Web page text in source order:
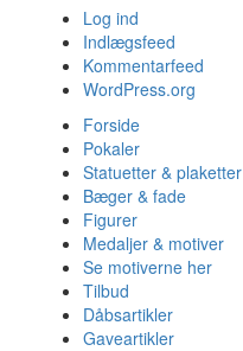
Log ind
Indlægsfeed
Kommentarfeed
WordPress.org
Forside
Pokaler
Statuetter & plaketter
Bæger & fade
Figurer
Medaljer & motiver
Se motiverne her
Tilbud
Dåbsartikler
Gaveartikler